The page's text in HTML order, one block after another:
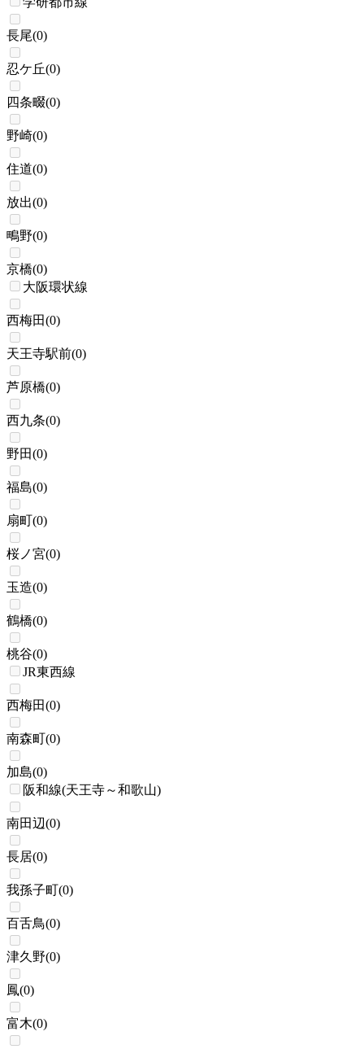
長尾(0)
忍ケ丘(0)
四条畷(0)
野崎(0)
住道(0)
放出(0)
鴫野(0)
京橋(0)
大阪環状線
西梅田(0)
天王寺駅前(0)
芦原橋(0)
西九条(0)
野田(0)
福島(0)
扇町(0)
桜ノ宮(0)
玉造(0)
鶴橋(0)
桃谷(0)
JR東西線
西梅田(0)
南森町(0)
加島(0)
阪和線(天王寺～和歌山)
南田辺(0)
長居(0)
我孫子町(0)
百舌鳥(0)
津久野(0)
鳳(0)
富木(0)